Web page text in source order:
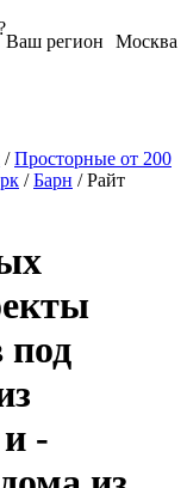
Москва
Ваш регион
/Просторные от 200
/Барн /Райт
под
-